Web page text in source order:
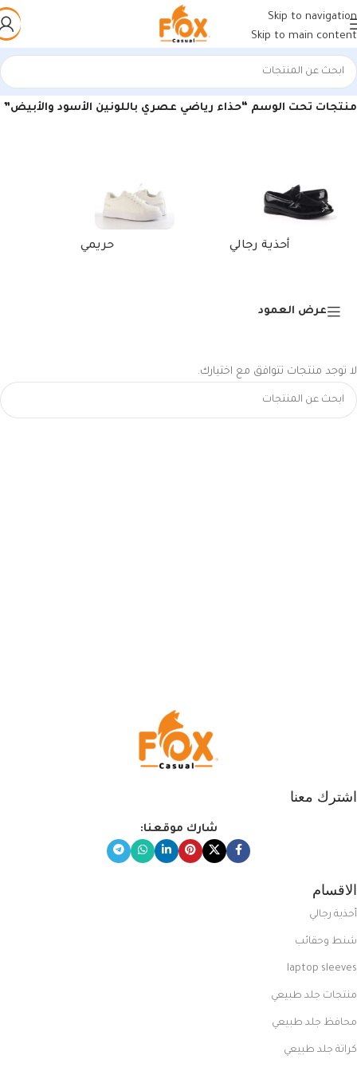
Skip to navigation
Skip to main content
الرئيسية/
منتجات تحت الوسم “حذاء رياضي عصري باللونين الأسود والأبيض”
أحذية رجالي حريمي
عرض العمود
لا توجد منتجات تتوافق مع اختيارك.
اشترك معنا
شارك موقعنا:
الاقسام
أحذية رجالي
شنط وحقائب
laptop sleeves
منتجات جلد طبيعي
محافظ جلد طبيعي
كراتة جلد طبيعي